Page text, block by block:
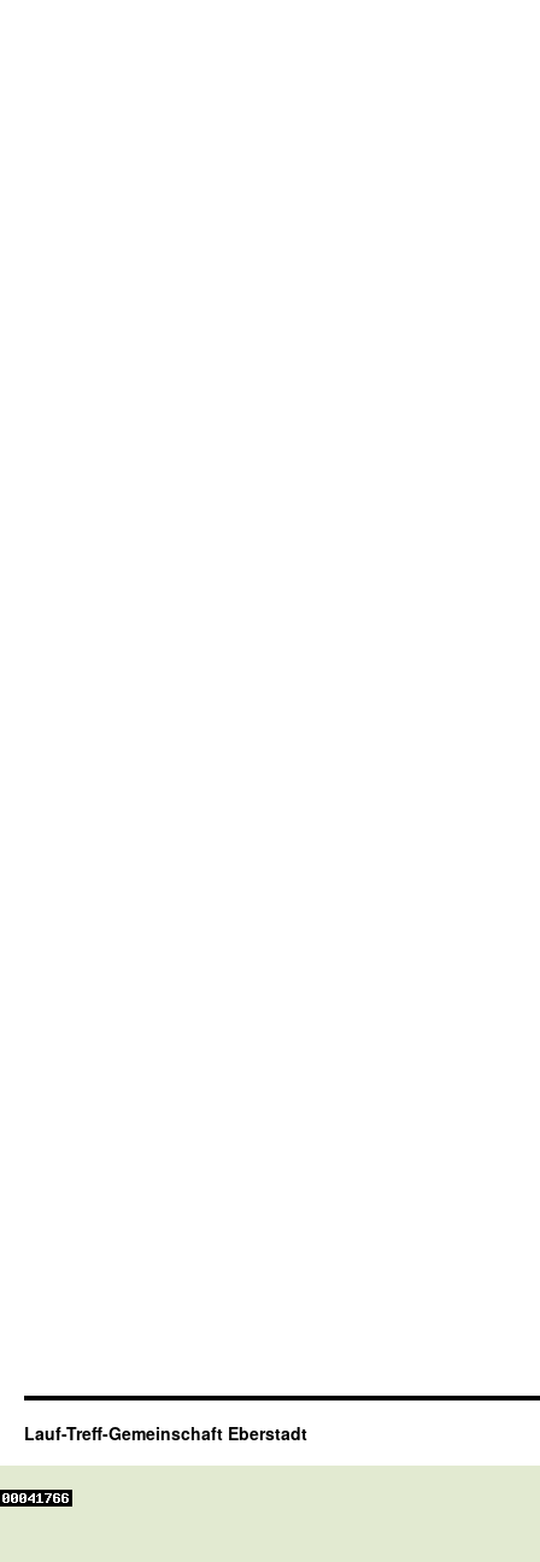
Lauf-Treff-Gemeinschaft Eberstadt